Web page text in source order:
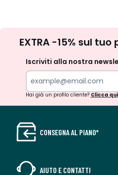
EXTRA -15% sul
Iscriviti alla nostra
Hai già un profilo cliente? Clicca qui
CONSEGNA AL PIANO*
AIUTO E CONTATTI